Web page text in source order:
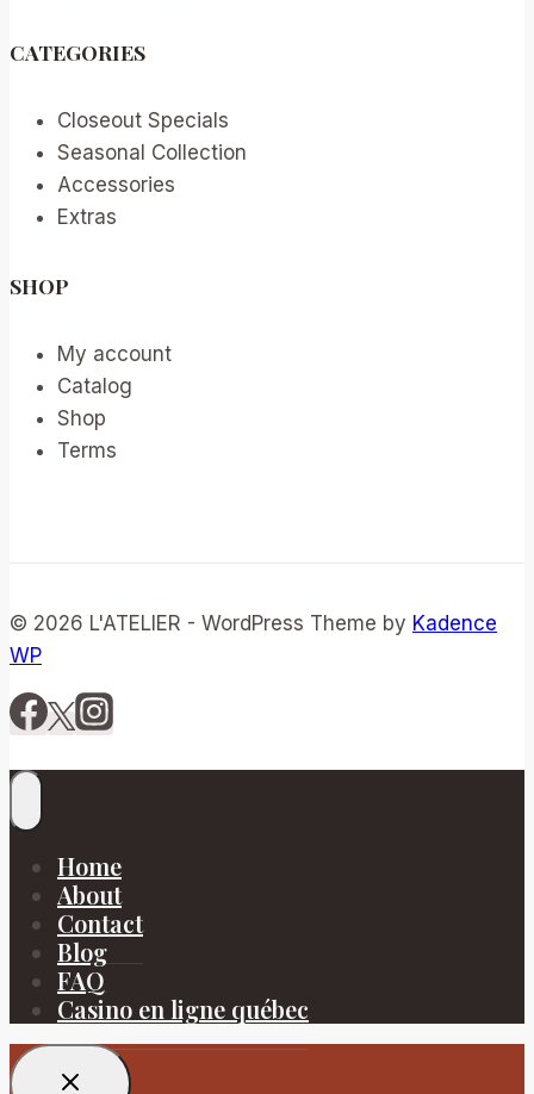
CATEGORIES
Closeout Specials
Seasonal Collection
Accessories
Extras
SHOP
My account
Catalog
Shop
Terms
© 2026 L'ATELIER - WordPress Theme by Kadence
WP
Home
About
Contact
Blog
FAQ
Casino en ligne québec